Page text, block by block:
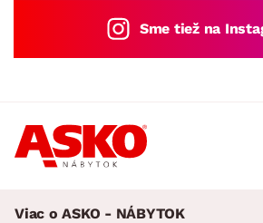
Sme tiež na
Viac o ASKO - NÁBYTOK